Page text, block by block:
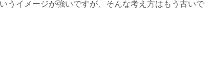
うイメージが強いですが、そんな考え方はもう古いで